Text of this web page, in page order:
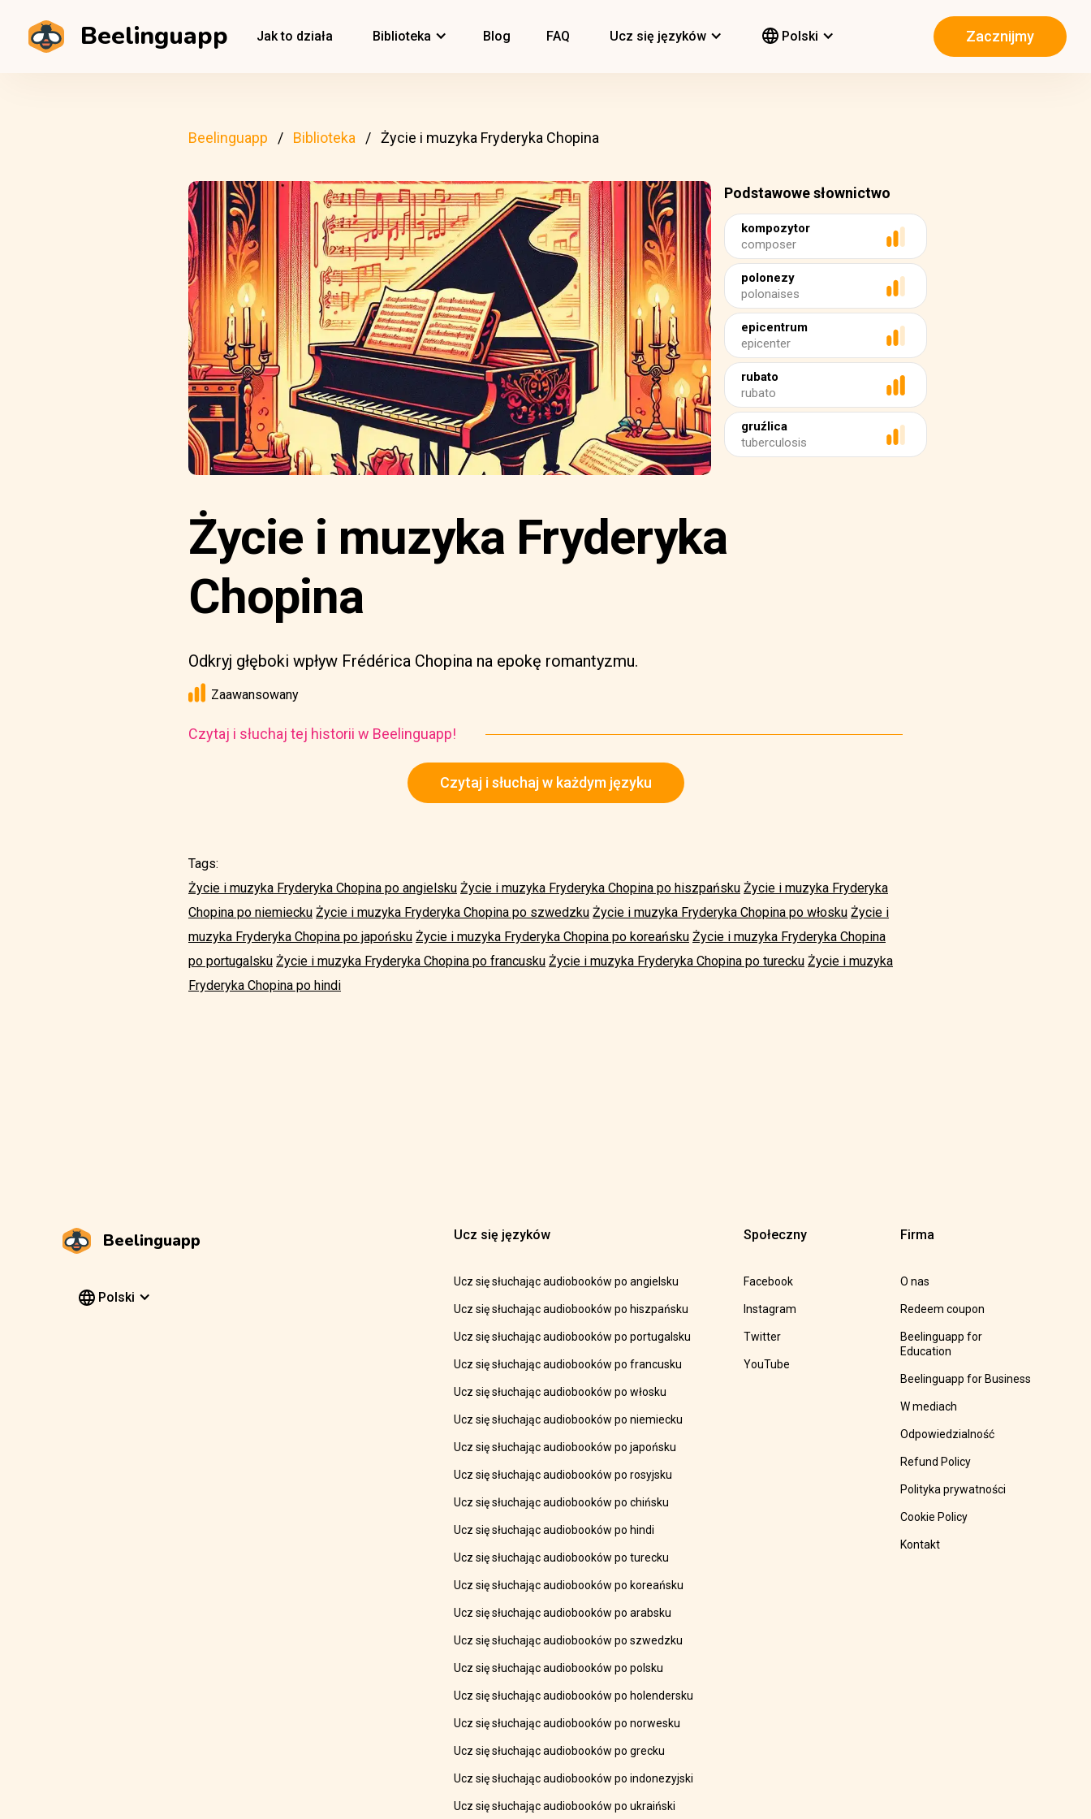
Beelinguapp Jak to działa Biblioteka Blog FAQ Ucz się języków Polski Zacznijmy
Beelinguapp Biblioteka Życie i muzyka Fryderyka Chopina
Podstawowe słownictwo
kompozytor
composer
polonezy
polonaises
epicentrum
epicenter
rubato
rubato
gruźlica
tuberculosis
Życie i muzyka Fryderyka
Chopina
Odkryj głęboki wpływ Frédérica Chopina na epokę romantyzmu.
Zaawansowany
Czytaj i słuchaj tej historii w Beelinguapp!
Czytaj i słuchaj w każdym języku
Tags:
Życie i muzyka Fryderyka Chopina po angielsku Życie i muzyka Fryderyka Chopina po hiszpańsku Życie i muzyka Fryderyka
Chopina po niemiecku Życie i muzyka Fryderyka Chopina po szwedzku Życie i muzyka Fryderyka Chopina po włosku Życie i
muzyka Fryderyka Chopina po japońsku Życie i muzyka Fryderyka Chopina po koreańsku Życie i muzyka Fryderyka Chopina
po portugalsku Życie i muzyka Fryderyka Chopina po francusku Życie i muzyka Fryderyka Chopina po turecku Życie i muzyka
Fryderyka Chopina po hindi
Beelinguapp
Polski
Ucz się języków
Ucz się słuchając audiobooków po angielsku
Ucz się słuchając audiobooków po hiszpańsku
Ucz się słuchając audiobooków po portugalsku
Ucz się słuchając audiobooków po francusku
Ucz się słuchając audiobooków po włosku
Ucz się słuchając audiobooków po niemiecku
Ucz się słuchając audiobooków po japońsku
Ucz się słuchając audiobooków po rosyjsku
Ucz się słuchając audiobooków po chińsku
Ucz się słuchając audiobooków po hindi
Ucz się słuchając audiobooków po turecku
Ucz się słuchając audiobooków po koreańsku
Ucz się słuchając audiobooków po arabsku
Ucz się słuchając audiobooków po szwedzku
Ucz się słuchając audiobooków po polsku
Ucz się słuchając audiobooków po holendersku
Ucz się słuchając audiobooków po norwesku
Ucz się słuchając audiobooków po grecku
Ucz się słuchając audiobooków po indonezyjski
Ucz się słuchając audiobooków po ukraiński
Społeczny
Facebook
Instagram
Twitter
YouTube
Firma
O nas
Redeem coupon
Beelinguapp for
Education
Beelinguapp for Business
W mediach
Odpowiedzialność
Refund Policy
Polityka prywatności
Cookie Policy
Kontakt